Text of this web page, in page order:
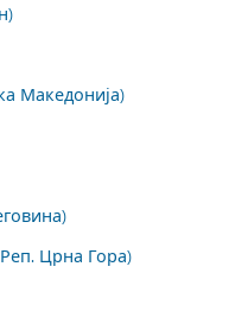
Македонија)
Црна Гора)